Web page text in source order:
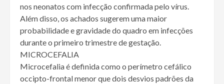
nos neonatos com infecção confirmada pelo vírus.
Além disso, os achados sugerem uma maior
probabilidade e gravidade do quadro em infecções
durante o primeiro trimestre de gestação.
MICROCEFALIA
Microcefalia é definida como o perímetro cefálico
occipto-frontal menor que dois desvios padrões da